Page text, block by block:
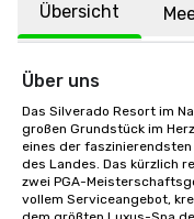
Übersicht
Über uns
Das Silverado Resort im
großen Grundstück im
eines der
des Landes. Das kürzlich
zwei PGA-
vollem Serviceangebot,